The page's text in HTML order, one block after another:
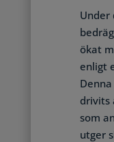
Under
ökat
enligt
drivits
som
utger